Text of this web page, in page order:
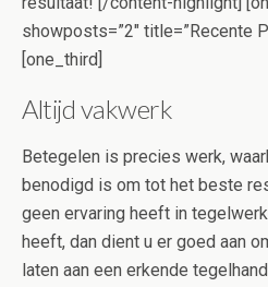
showposts=”2″ title=”Recente
[one_third]
Altijd vakwerk
Betegelen is precies werk,
benodigd is om tot het beste
geen ervaring heeft in
heeft, dan dient u er goed aan
laten aan een erkende